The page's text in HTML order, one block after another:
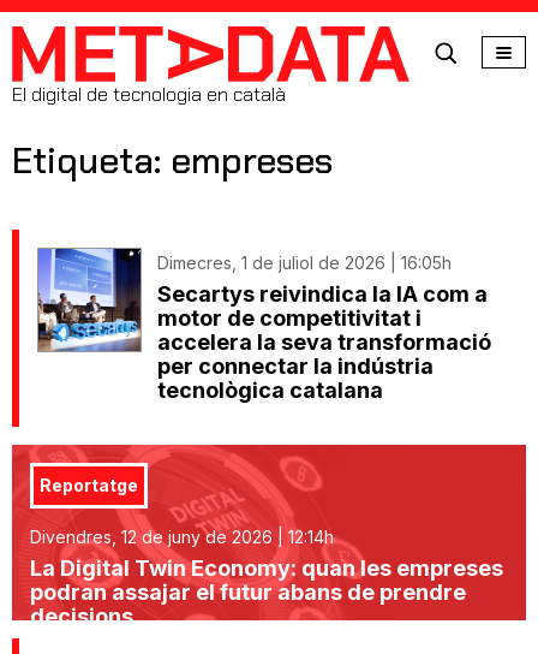
MetaData
El digital de tecnologia en català
Etiqueta: empreses
Dimecres, 1 de juliol de 2026 | 16:05h
Secartys reivindica la IA com a
motor de competitivitat i
accelera la seva transformació
per connectar la indústria
tecnològica catalana
Reportatge
Divendres, 12 de juny de 2026 | 12:14h
La Digital Twin Economy: quan les empreses
podran assajar el futur abans de prendre
decisions